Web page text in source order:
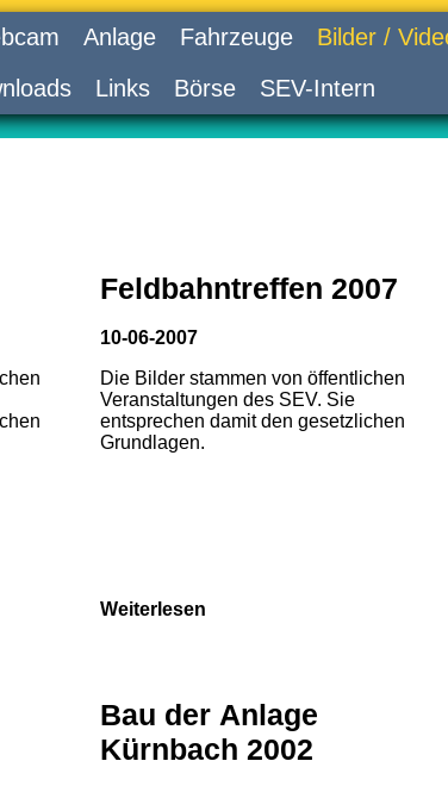
Anlage Fahrzeuge
Bilder /
Links Börse SEV-Intern
Feldbahntreffen 2007
10-06-2007
Die Bilder stammen von öffentlichen
Veranstaltungen des SEV. Sie
entsprechen damit den gesetzlichen
Grundlagen.
Weiterlesen
Bau der Anlage
Kürnbach 2002